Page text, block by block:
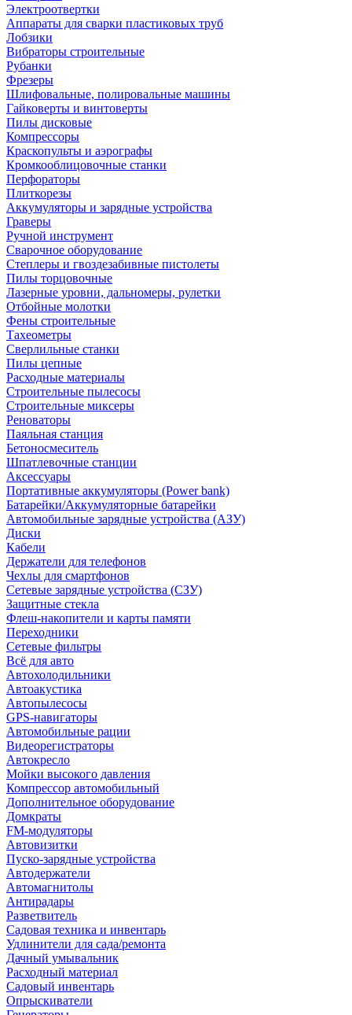
Электроотвертки
Аппараты для сварки пластиковых труб
Лобзики
Вибраторы строительные
Рубанки
Фрезеры
Шлифовальные, полировальные машины
Гайковерты и винтоверты
Пилы дисковые
Компрессоры
Краскопульты и аэрографы
Кромкооблицовочные станки
Перфораторы
Плиткорезы
Аккумуляторы и зарядные устройства
Граверы
Ручной инструмент
Сварочное оборудование
Степлеры и гвоздезабивные пистолеты
Пилы торцовочные
Лазерные уровни, дальномеры, рулетки
Отбойные молотки
Фены строительные
Тахеометры
Сверлильные станки
Пилы цепные
Расходные материалы
Строительные пылесосы
Строительные миксеры
Реноваторы
Паяльная станция
Бетоносмеситель
Шпатлевочные станции
Аксессуары
Портативные аккумуляторы (Power bank)
Батарейки/Аккумуляторные батарейки
Автомобильные зарядные устройства (АЗУ)
Диски
Кабели
Держатели для телефонов
Чехлы для смартфонов
Сетевые зарядные устройства (СЗУ)
Защитные стекла
Флеш-накопители и карты памяти
Переходники
Сетевые фильтры
Всё для авто
Автохолодильники
Автоакустика
Автопылесосы
GPS-навигаторы
Автомобильные рации
Видеорегистраторы
Автокресло
Мойки высокого давления
Компрессор автомобильный
Дополнительное оборудование
Домкраты
FM-модуляторы
Автовизитки
Пуско-зарядные устройства
Автодержатели
Автомагнитолы
Антирадары
Разветвитель
Садовая техника и инвентарь
Удлинители для сада/ремонта
Дачный умывальник
Расходный материал
Садовый инвентарь
Опрыскиватели